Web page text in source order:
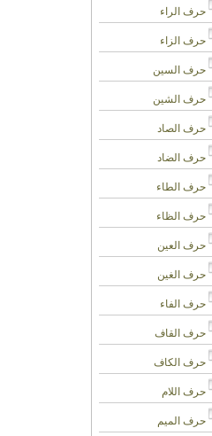
حرف الراء
حرف الزاء
حرف السين
حرف الشين
حرف الصاد
حرف الضاد
حرف الطاء
حرف الظاء
حرف العين
حرف الغين
حرف الفاء
حرف القاف
حرف الكاف
حرف اللام
حرف الميم